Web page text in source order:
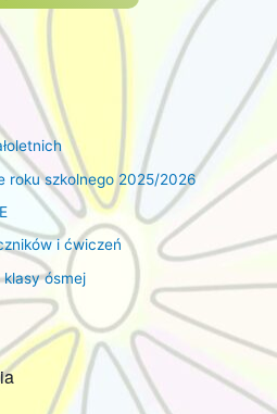
roku szkolnego 2025/2026
i ćwiczeń
ósmej